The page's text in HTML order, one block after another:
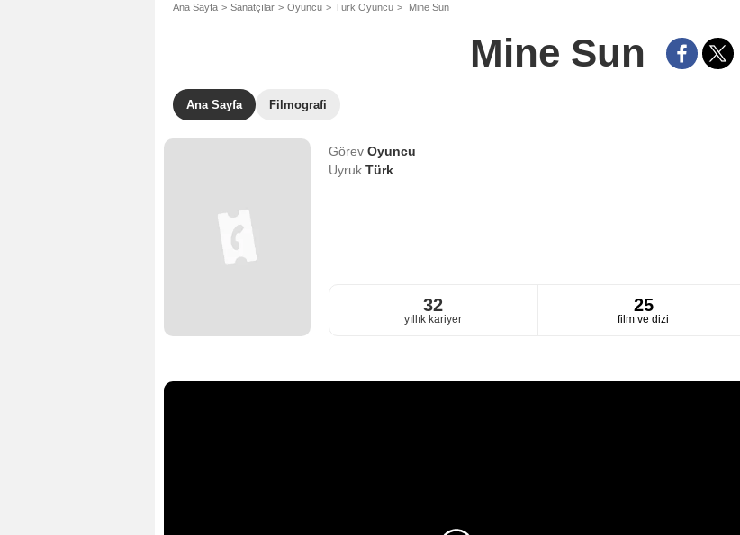
Ana Sayfa Sanatçılar Oyuncu Türk Oyuncu Mine Sun
Mine Sun
Ana Sayfa Filmografi
Görev Oyuncu
Uyruk Türk
32
yıllık kariyer
25
film ve dizi